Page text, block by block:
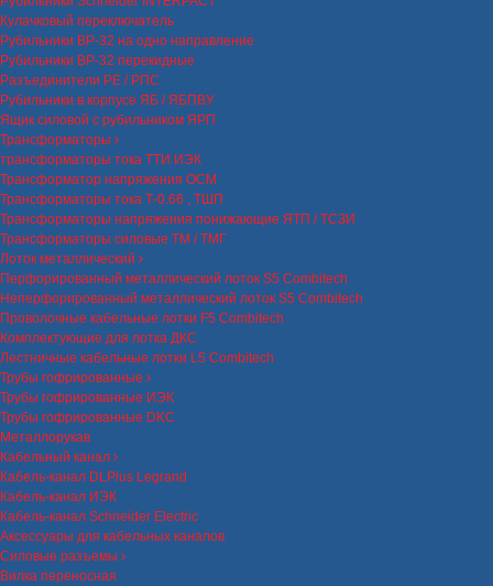
Кулачковый переключатель
Рубильники ВР-32 на одно направление
Рубильники ВР-32 перекидные
Разъединители РЕ / РПС
Рубильники в корпусе ЯБ / ЯБПВУ
Ящик силовой с рубильником ЯРП
Трансформаторы
трансформаторы тока ТТИ ИЭК
Трансформатор напряжения ОСМ
Трансформаторы тока Т-0.66 , ТШП
Трансформаторы напряжения понижающие ЯТП / ТСЗИ
Трансформаторы силовые ТМ / ТМГ
Лоток металлический
Перфорированный металлический лоток S5 Combitech
Неперфорированный металлический лоток S5 Combitech
Проволочные кабельные лотки F5 Combitech
Комплектующие для лотка ДКС
Лестничные кабельные лотки L5 Combitech
Трубы гофрированные
Трубы гофрированные ИЭК
Трубы гофрированные DKC
Металлорукав
Кабельный канал
Кабель-канал DLPlus Legrand
Кабель-канал ИЭК
Кабель-канал Schneider Electric
Аксессуары для кабельных каналов
Силовые разъемы
Вилка переносная